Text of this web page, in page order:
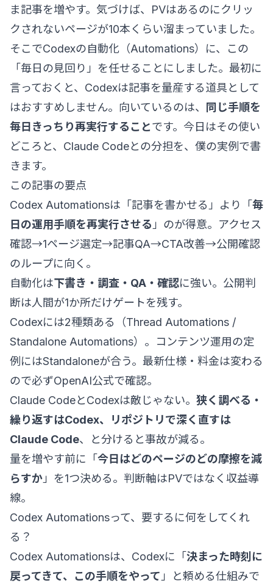
ま記事を増やす。気づけば、PVはあるのにクリッ
クされないページが10本くらい溜まっていました。
そこでCodexの自動化（Automations）に、この
「毎日の見回り」を任せることにしました。最初に
言っておくと、Codexは記事を量産する道具として
はおすすめしません。向いているのは、
同じ手順を
毎日きっちり再実行することです。今日はその使い
どころと、Claude Codeとの分担を、僕の実例で書
きます。
この記事の要点
Codex Automationsは「記事を書かせる」より「 毎
日の運用手順を再実行させる 」のが得意。アクセス
確認→1ページ選定→記事QA→CTA改善→公開確認
のループに向く。
自動化は下書き・調査・QA・確認に強い。公開判
断は人間が1か所だけゲートを残す。
Codexには2種類ある（Thread Automations /
Standalone Automations）。コンテンツ運用の定
例にはStandaloneが合う。最新仕様・料金は変わる
ので必ずOpenAI公式で確認。
Claude CodeとCodexは敵じゃない。 狭く調べる・
繰り返すはCodex、リポジトリで深く直すは
Claude Code、と分けると事故が減る。
量を増やす前に「 今日はどのページのどの摩擦を減
らすか 」を1つ決める。判断軸はPVではなく収益導
線。
Codex Automationsって、要するに何をしてくれ
る？
Codex Automationsは、Codexに「 決まった時刻に
戻ってきて、この手順をやって 」と頼める仕組みで